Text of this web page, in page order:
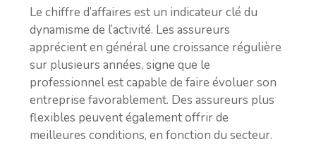
Le chiffre d’affaires est un indicateur clé du
dynamisme de l’activité. Les assureurs
apprécient en général une croissance régulière
sur plusieurs années, signe que le
professionnel est capable de faire évoluer son
entreprise favorablement. Des assureurs plus
flexibles peuvent également offrir de
meilleures conditions, en fonction du secteur.